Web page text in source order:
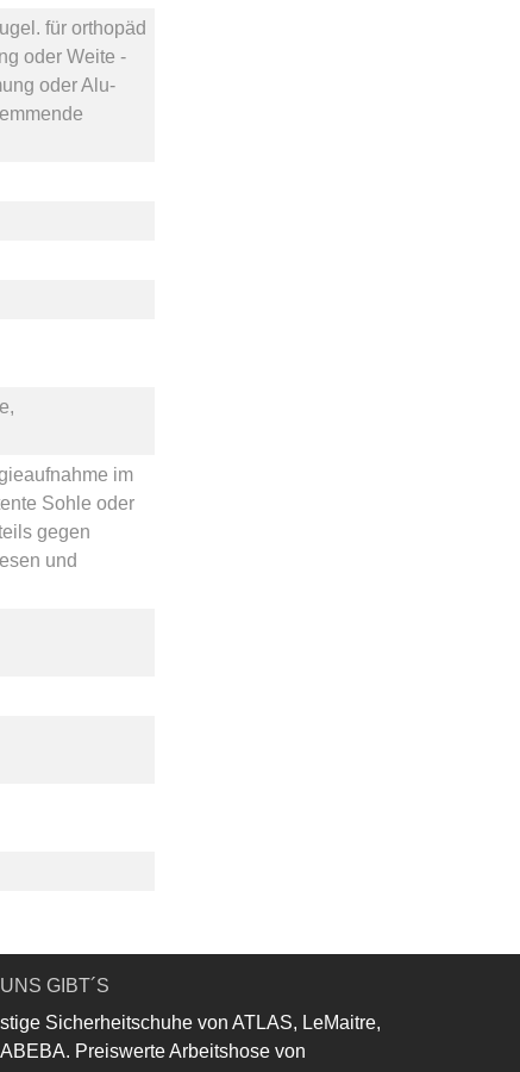
für orthopäd
oder Weite -
oderAlu-
im
Sohle oder
gegen
und
GIBT´S
Sicherheitschuhe von ATLAS, LeMaitre,
Preiswerte Arbeitshose von